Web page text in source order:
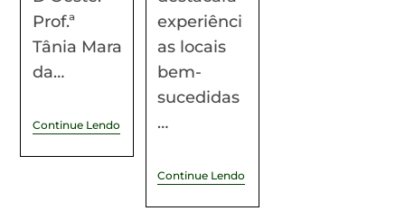
Prof.ª
Tânia Mara
da…
Continue Lendo
experiênci
as locais
bem-
sucedidas
…
Continue Lendo